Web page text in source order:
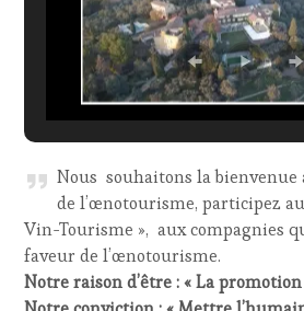
Nous souhaitons la
de l’œnotourisme, participez
Vin-Tourisme », aux compagnies
faveur de l’œnotourisme.
Notre raison d’être : « La